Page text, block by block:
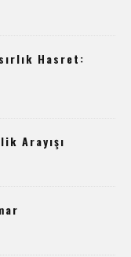
Hasret:
Arayışı